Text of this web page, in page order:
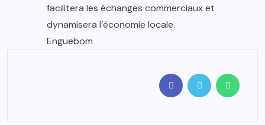
facilitera les échanges commerciaux et
dynamisera l’économie locale.
Enguebom